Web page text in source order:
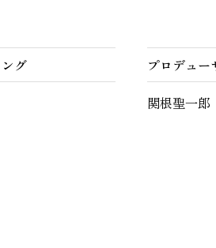
グ プロデュー
関根聖一郎